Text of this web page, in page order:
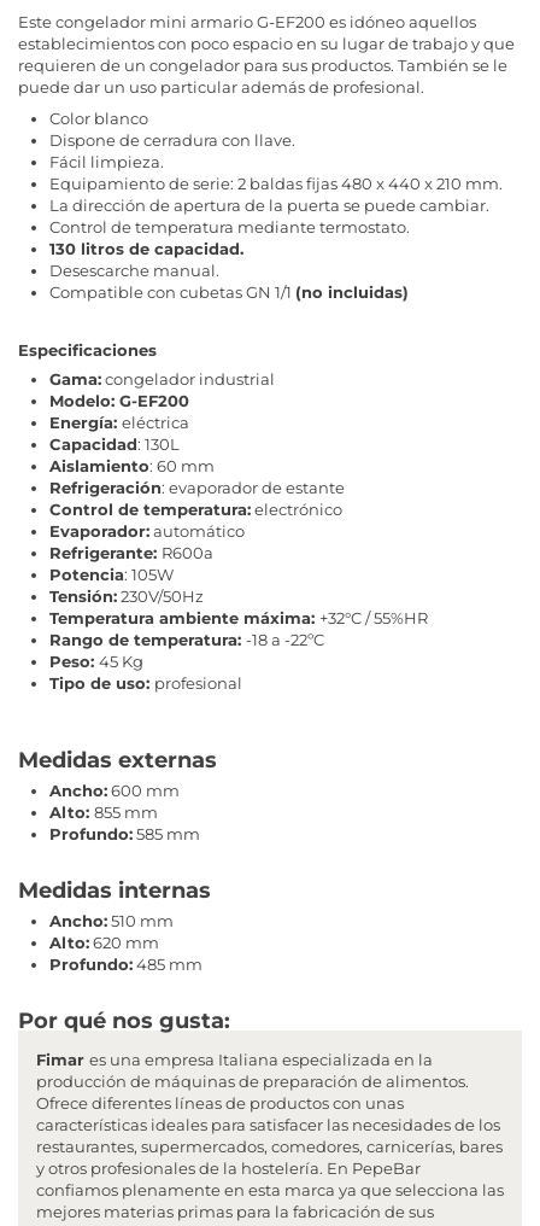
Este congelador mini armario G-EF200 es idóneo aquellos
establecimientos con poco espacio en su lugar de trabajo y que
requieren de un congelador para sus productos. También se le
puede dar un uso particular además de profesional.
Color blanco
Dispone de cerradura con llave.
Fácil limpieza.
Equipamiento de serie: 2 baldas fijas 480 x 440 x 210 mm.
La dirección de apertura de la puerta se puede cambiar.
Control de temperatura mediante termostato.
130 litros de capacidad.
Desescarche manual.
Compatible con cubetas GN 1/1 (no incluidas)
Especificaciones
Gama:congelador industrial
Modelo: G-EF200
Energía: eléctrica
Capacidad: 130L
Aislamiento: 60 mm
Refrigeración: evaporador de estante
Control de temperatura:electrónico
Evaporador:automático
Refrigerante: R600a
Potencia: 105W
Tensión:230V/50Hz
Temperatura ambiente máxima: +32°C / 55%HR
Rango de temperatura: -18 a -22ºC
Peso: 45 Kg
Tipo de uso: profesional
Medidas externas
Ancho:600 mm
Alto: 855 mm
Profundo:585 mm
Medidas internas
Ancho:510 mm
Alto:620 mm
Profundo:485 mm
Por qué nos gusta:
Fimar es una empresa Italiana especializada en la
producción de máquinas de preparación de alimentos.
Ofrece diferentes líneas de productos con unas
características ideales para satisfacer las necesidades de los
restaurantes, supermercados, comedores, carnicerías, bares
y otros profesionales de la hostelería. En PepeBar
confiamos plenamente en esta marca ya que selecciona las
mejores materias primas para la fabricación de sus